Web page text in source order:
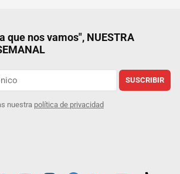
que nos vamos", NUESTRA
SUSCRIBIR
nuestra política de privacidad